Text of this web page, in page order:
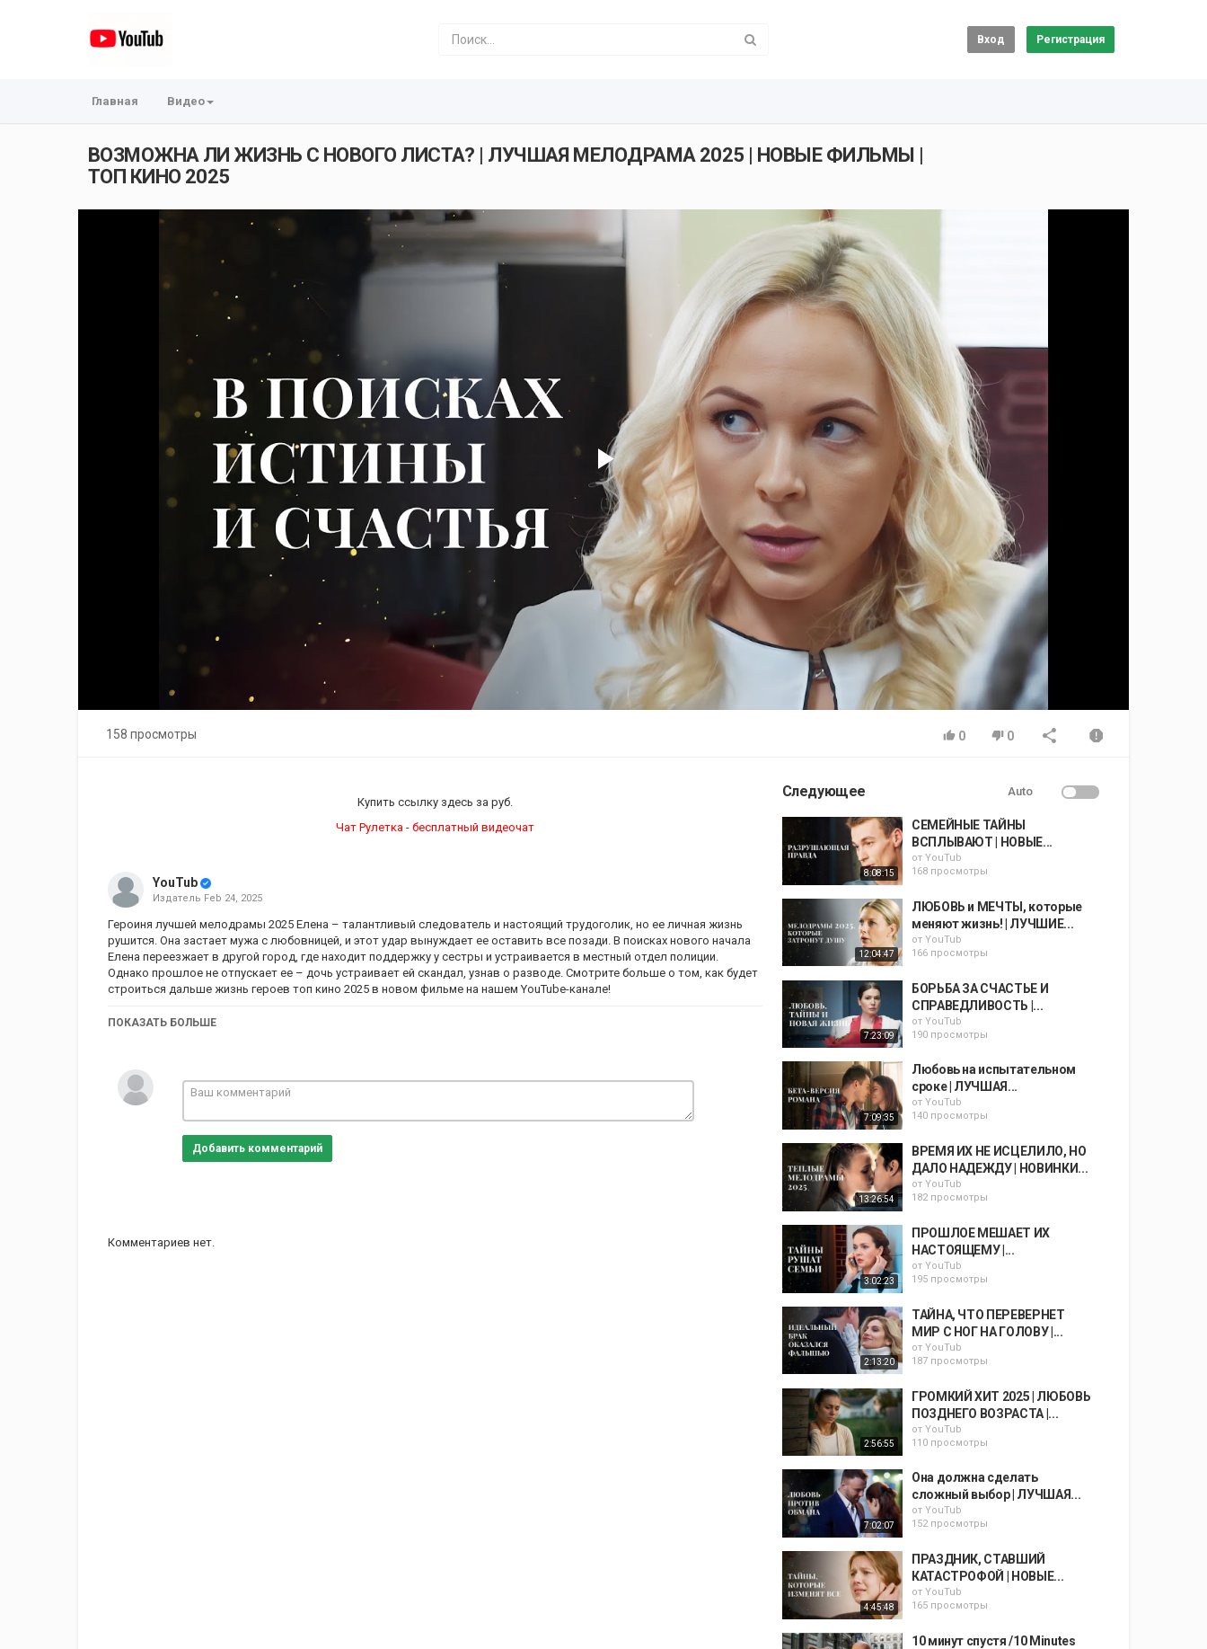
Вход Регистрация
Главная Видео
ВОЗМОЖНА ЛИ ЖИЗНЬ С НОВОГО ЛИСТА? | ЛУЧШАЯ МЕЛОДРАМА 2025 | НОВЫЕ ФИЛЬМЫ |
ТОП КИНО 2025
Play
Video
158 просмотры 0 0
Купить ссылку здесь за руб.
Чат Рулетка - бесплатный видеочат
YouTub
Издатель Feb 24, 2025
Героиня лучшей мелодрамы 2025 Елена – талантливый следователь и настоящий трудоголик, но ее личная жизнь
рушится. Она застает мужа с любовницей, и этот удар вынуждает ее оставить все позади. В поисках нового начала
Елена переезжает в другой город, где находит поддержку у сестры и устраивается в местный отдел полиции.
Однако прошлое не отпускает ее – дочь устраивает ей скандал, узнав о разводе. Смотрите больше о том, как будет
строиться дальше жизнь героев топ кино 2025 в новом фильме на нашем YouTube-канале!
Тем временем на новой работе ей поручают сложное дело – поиски пропавшей семьи. Глава семейства, Игорь,
#ФильмыДляОтдыха #Фильмы #Фильмы2024
ПОКАЗАТЬ БОЛЬШЕ
Добавить комментарий
Комментариев нет.
Следующее Auto
8:08:15
СЕМЕЙНЫЕ ТАЙНЫ
ВСПЛЫВАЮТ | НОВЫЕ...
от YouTub
168 просмотры
12:04:47
ЛЮБОВЬ и МЕЧТЫ, которые
меняют жизнь! | ЛУЧШИЕ...
от YouTub
166 просмотры
7:23:09
БОРЬБА ЗА СЧАСТЬЕ И
СПРАВЕДЛИВОСТЬ |...
от YouTub
190 просмотры
7:09:35
Любовь на испытательном
сроке | ЛУЧШАЯ...
от YouTub
140 просмотры
13:26:54
ВРЕМЯ ИХ НЕ ИСЦЕЛИЛО, НО
ДАЛО НАДЕЖДУ | НОВИНКИ...
от YouTub
182 просмотры
3:02:23
ПРОШЛОЕ МЕШАЕТ ИХ
НАСТОЯЩЕМУ |...
от YouTub
195 просмотры
2:13:20
ТАЙНА, ЧТО ПЕРЕВЕРНЕТ
МИР С НОГ НА ГОЛОВУ |...
от YouTub
187 просмотры
2:56:55
ГРОМКИЙ ХИТ 2025 | ЛЮБОВЬ
ПОЗДНЕГО ВОЗРАСТА |...
от YouTub
110 просмотры
7:02:07
Она должна сделать
сложный выбор | ЛУЧШАЯ...
от YouTub
152 просмотры
4:45:48
ПРАЗДНИК, СТАВШИЙ
КАТАСТРОФОЙ | НОВЫЕ...
от YouTub
165 просмотры
10 минут спустя /10 Minutes